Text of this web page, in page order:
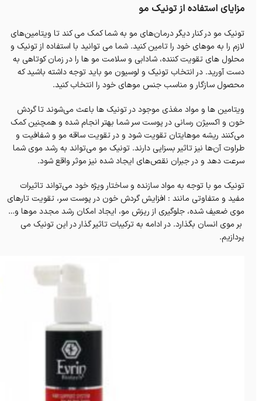
مزایای استفاده از تونیک مو
تونیک مو در کنار دیگر درمان‌های مو به شما کمک می کند تا ویتامین‌های
لازم را به موهای خود را تامین کنید. شما می توانید با استفاده از تونیک و
محلول های تقویت کننده، شادابی و سلامت مو ها را در زمان کوتاهی به
دست آورید. در انتخاب تونیک و لوسیون مو باید توجه داشته باشید که
محصول سازگار و مناسب جنس موهای خود را انتخاب کنید.
ویتامین ها و مواد مغذی موجود در تونیک ها باعث می‌شوند تا گردش
خون و اکسیژن رسانی در پوست سر شما بهتر انجام شده و همچنین کمک
می‌کنند ریشه موهایتان تقویت شود و در تقویت ساقه مو و شفافیت و
طراوت آن‌ها نیز تاثیر بسزایی دارند. تونیک مو می‌تواند به رشد موی شما
سرعت دهد و در جبران نقص‌های ایجاد شده نیز موثر واقع شود.
تونیک مو با توجه به مواد سازنده و ساختار ویژه خود می‌تواند تاثیرات
مفید و متفاوتی مانند : افزایش گردش خون در پوست سر، تقویت تارهای
موی ضعیف شده، جلوگیری از ریزش مو، ایجاد امکان رشد مجدد موها و…
بر موی انسان بگذارد. در ادامه به ترکیبات تاثیر گذار در این تونیک می
پردازیم.